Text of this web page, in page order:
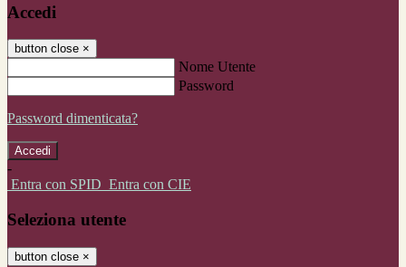
Accedi
button close ×
Nome Utente
Password
Password dimenticata?
-
Entra con SPID Entra con CIE
Seleziona utente
button close ×